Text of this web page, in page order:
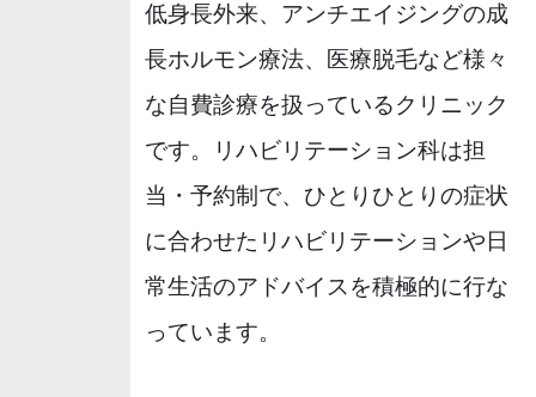
低身長外来、アンチエイジングの成
長ホルモン療法、医療脱毛など様々
な自費診療を扱っているクリニック
です。リハビリテーション科は担
当・予約制で、ひとりひとりの症状
に合わせたリハビリテーションや日
常生活のアドバイスを積極的に行な
っています。